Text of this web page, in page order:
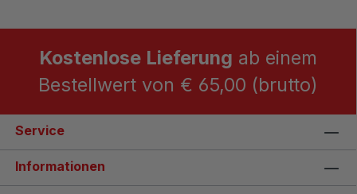
Kostenlose Lieferung ab einem
Bestellwert von € 65,00 (brutto)
Service
Informationen